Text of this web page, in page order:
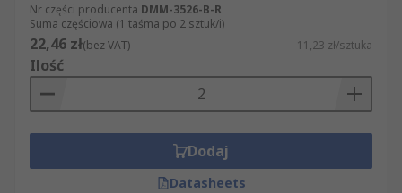
Nr części producenta DMM-3526-B-R
Suma częściowa (1 taśma po 2 sztuk/i)
22,46 zł(bez VAT) 11,23 zł/sztuka
Ilość
Dodaj
Datasheets